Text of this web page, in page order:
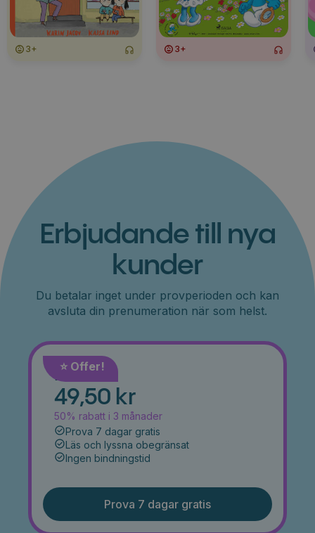
3+ 3+
Erbjudande till nya
kunder
Du betalar inget under provperioden och kan
avsluta din prenumeration när som helst.
⭐️ Offer!
Månad
49,50 kr
50% rabatt i 3 månader
Prova 7 dagar gratis
Läs och lyssna obegränsat
Ingen bindningstid
Prova 7 dagar gratis